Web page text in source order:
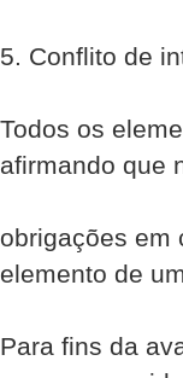
5. Conflito de
Todos os
afirmando que
obrigações em
elemento de
Para fins da